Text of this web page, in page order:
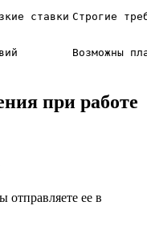
ставки Строгие
Возможны
при работе
отправляете ее в